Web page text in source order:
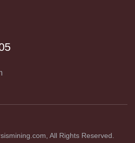
, All Rights Reserved.